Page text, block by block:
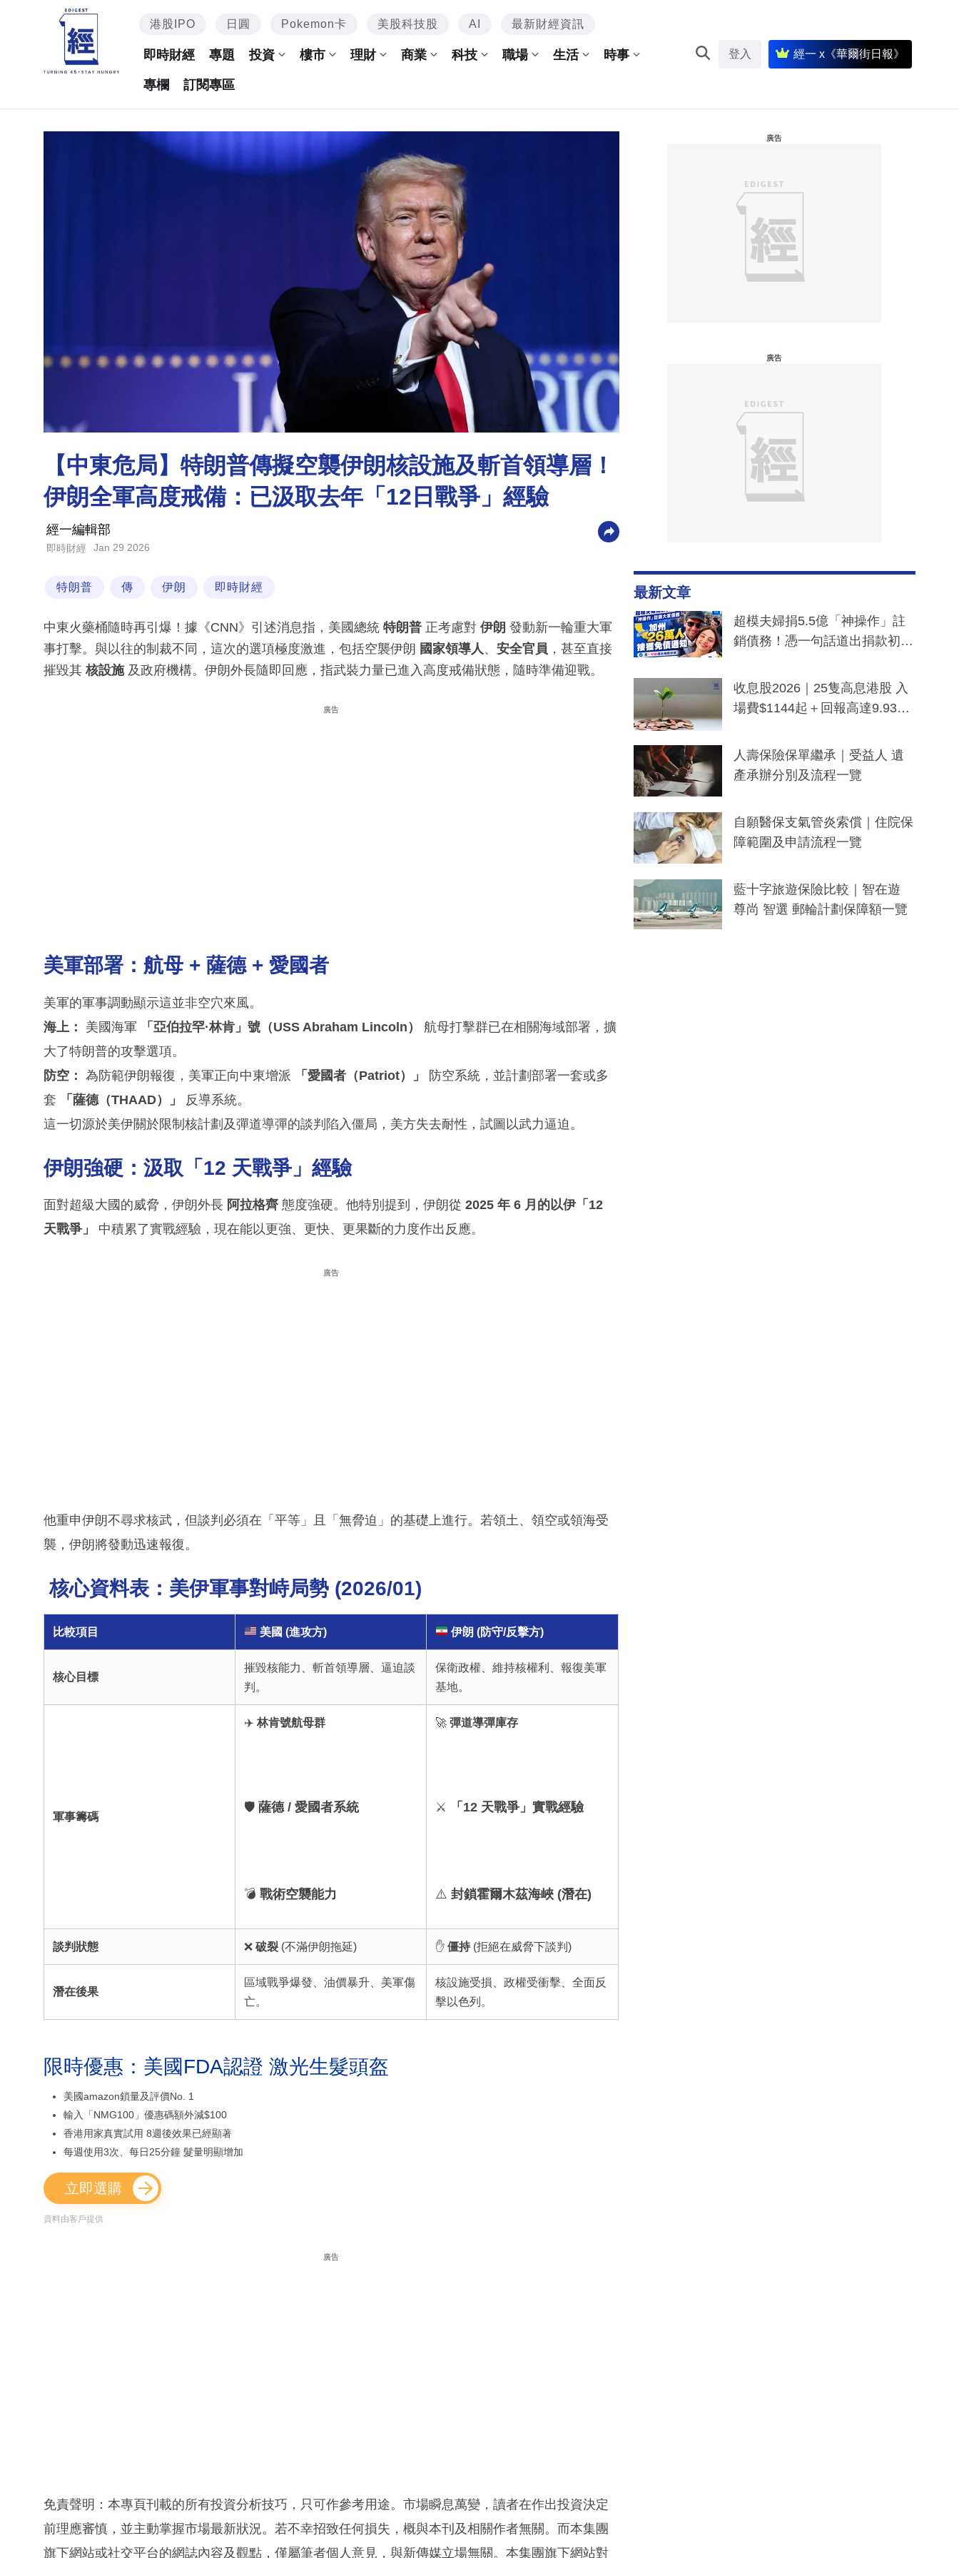
港股IPO 日圓 Pokemon卡 美股科技股 AI 最新財經資訊
即時財經 專題 投資 樓市 理財 商業 科技 職場 生活 時事
專欄 訂閱專區
登入 經一 x《華爾街日報》
【中東危局】特朗普傳擬空襲伊朗核設施及斬首領導層！
伊朗全軍高度戒備：已汲取去年「12日戰爭」經驗
經一編輯部
即時財經 Jan 29 2026
特朗普 傳 伊朗 即時財經
中東火藥桶隨時再引爆！據《CNN》引述消息指，美國總統 特朗普 正考慮對 伊朗 發動新一輪重大軍
事打擊。與以往的制裁不同，這次的選項極度激進，包括空襲伊朗 國家領導人、 安全官員 ，甚至直接
摧毀其 核設施及政府機構。伊朗外長隨即回應，指武裝力量已進入高度戒備狀態，隨時準備迎戰。
廣告
美軍部署：航母 + 薩德 + 愛國者
美軍的軍事調動顯示這並非空穴來風。
海上：
美國海軍 「亞伯拉罕·林肯」號（USS Abraham Lincoln）
航母打擊群已在相關海域部署，擴
大了特朗普的攻擊選項。
防空： 為防範伊朗報復，美軍正向中東增派 「愛國者（Patriot）」
防空系統，並計劃部署一套或多
套
「薩德（THAAD）」
反導系統。
這一切源於美伊關於限制核計劃及彈道導彈的談判陷入僵局，美方失去耐性，試圖以武力逼迫。
伊朗強硬：汲取「12 天戰爭」經驗
面對超級大國的威脅，伊朗外長 阿拉格齊 態度強硬。他特別提到，伊朗從 2025 年 6 月的以伊「12
天戰爭」
中積累了實戰經驗，現在能以更強、更快、更果斷的力度作出反應。
廣告
他重申伊朗不尋求核武，但談判必須在「平等」且「無脅迫」的基礎上進行。若領土、領空或領海受
襲，伊朗將發動迅速報復。
核心資料表：美伊軍事對峙局勢 (2026/01)
比較項目 美國 (進攻方) 伊朗 (防守/反擊方)
核心目標
摧毀核能力、斬首領導層、逼迫談
判。
保衛政權、維持核權利、報復美軍
基地。
軍事籌碼
✈️ 林肯號航母群
🛡️ 薩德 / 愛國者系統
💣 戰術空襲能力
🚀 彈道導彈庫存
⚔️ 「12 天戰爭」實戰經驗
⚠️ 封鎖霍爾木茲海峽 (潛在)
談判狀態 ❌ 破裂(不滿伊朗拖延) ✋ 僵持(拒絕在威脅下談判)
潛在後果
區域戰爭爆發、油價暴升、美軍傷
亡。
核設施受損、政權受衝擊、全面反
擊以色列。
限時優惠：美國FDA認證 激光生髮頭盔
美國amazon鎖量及評價No. 1
輸入「NMG100」優惠碼額外減$100
香港用家真實試用 8週後效果已經顯著
每週使用3次、每日25分鐘 髮量明顯增加
立即選購
資料由客戶提供
廣告
免責聲明：本專頁刊載的所有投資分析技巧，只可作參考用途。市場瞬息萬變，讀者在作出投資決定
前理應審慎，並主動掌握市場最新狀況。若不幸招致任何損失，概與本刊及相關作者無關。而本集團
旗下網站或社交平台的網誌內容及觀點，僅屬筆者個人意見，與新傳媒立場無關。本集團旗下網站對
廣告
廣告
最新文章
超模夫婦捐5.5億「神操作」註
銷債務！憑一句話道出捐款初
一度被誤當詐騙手段
收息股2026｜25隻高息港股 入
場費$1144起＋回報高達9.93
人壽保險保單繼承｜受益人 遺
產承辦分別及流程一覽
自願醫保支氣管炎索償｜住院保
障範圍及申請流程一覽
藍十字旅遊保險比較｜智在遊
尊尚 智選 郵輪計劃保障額一覽